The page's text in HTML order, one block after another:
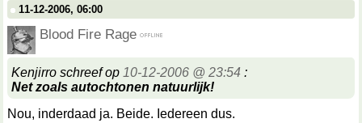
11-12-2006, 06:00
Blood Fire Rage
Kenjirro schreef op 10-12-2006 @ 23:54 :
Net zoals autochtonen natuurlijk!
Nou, inderdaad ja. Beide. Iedereen dus.